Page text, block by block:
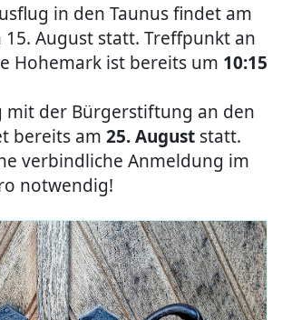
in den Taunus findet am
15. August statt. Treffpunkt an
Hohemark ist bereits um 10:15
mit der Bürgerstiftung an den
bereits am 25. August statt.
verbindliche Anmeldung im
notwendig!